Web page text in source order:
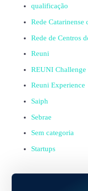
qualificação
Rede Catarinense
Rede de Centros
Reuni
REUNI Challenge
Reuni Experience
Saiph
Sebrae
Sem categoria
Startups